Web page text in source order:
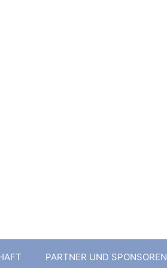
PARTNER UND SPONSOREN